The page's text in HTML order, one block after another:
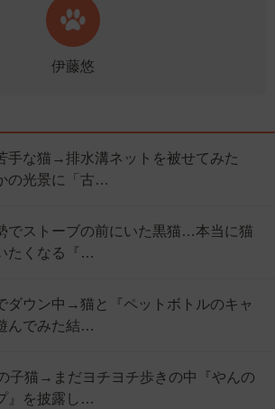
伊藤悠
手な猫→排水溝ネットを被せてみた
の光景に「古…
でストーブの前にいた黒猫…本当に猫
たくなる『…
ダウン中→猫と『ペットボトルのキャ
んでみた結…
子猫→まだヨチヨチ歩きの中『やんの
』を披露し…